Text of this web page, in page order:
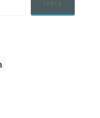
CERCA